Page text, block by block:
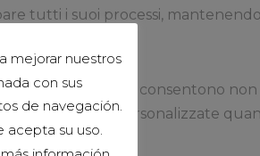
tutti i suoi processi,
artigianale, consentono
soluzioni personalizzate
mejorar nuestros
con sus
de navegación.
su uso.